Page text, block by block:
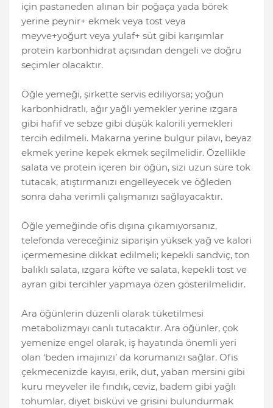
için pastaneden alınan bir poğaça yada börek
yerine peynir+ ekmek veya tost veya
meyve+yoğurt veya yulaf+ süt gibi karışımlar
protein karbonhidrat açısından dengeli ve doğru
seçimler olacaktır.
Öğle yemeği, şirkette servis ediliyorsa; yoğun
karbonhidratlı, ağır yağlı yemekler yerine ızgara
gibi hafif ve sebze gibi düşük kalorili yemekleri
tercih edilmeli. Makarna yerine bulgur pilavı, beyaz
ekmek yerine kepek ekmek seçilmelidir. Özellikle
salata ve protein içeren bir öğün, sizi uzun süre tok
tutacak, atıştırmanızı engelleyecek ve öğleden
sonra daha verimli çalışmanızı sağlayacaktır.
Öğle yemeğinde ofis dışına çıkamıyorsanız,
telefonda vereceğiniz siparişin yüksek yağ ve kalori
içermemesine dikkat edilmeli; kepekli sandviç, ton
balıklı salata, ızgara köfte ve salata, kepekli tost ve
ayran gibi tercihler yapmaya özen gösterilmelidir.
Ara öğünlerin düzenli olarak tüketilmesi
metabolizmayı canlı tutacaktır. Ara öğünler, çok
yemenize engel olarak, iş hayatında önemli yeri
olan ‘beden imajınızı’ da korumanızı sağlar. Ofis
çekmecenizde kayısı, erik, dut, yaban mersini gibi
kuru meyveler ile fındık, ceviz, badem gibi yağlı
tohumlar, diyet bisküvi ve grisini bulundurmak